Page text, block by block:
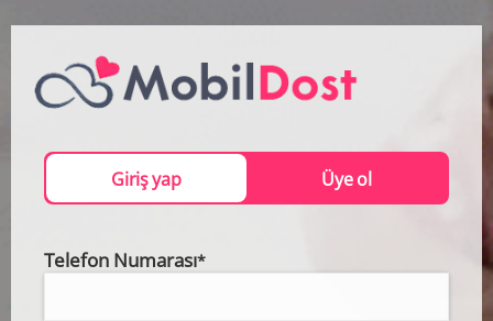
Giriş yap Üye ol
Telefon Numarası*